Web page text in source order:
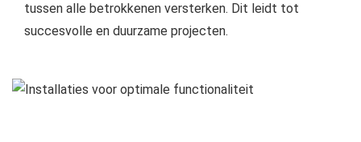
tussen alle betrokkenen versterken. Dit leidt tot
succesvolle en duurzame projecten.